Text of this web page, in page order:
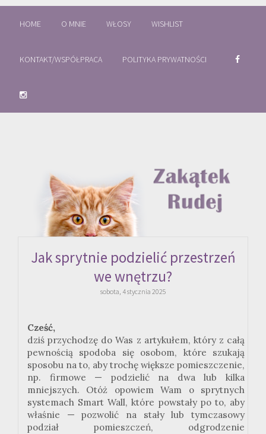
HOME O MNIE WŁOSY WISHLIST
KONTAKT/WSPÓŁPRACA POLITYKA PRYWATNOŚCI
Jak sprytnie podzielić przestrzeń
we wnętrzu?
sobota, 4 stycznia 2025
Cześć,
dziś przychodzę do Was z artykułem, który z całą
pewnością spodoba się osobom, które szukają
sposobu na to, aby trochę większe pomieszczenie,
np. firmowe — podzielić na dwa lub kilka
mniejszych. Otóż opowiem Wam o sprytnych
systemach Smart Wall, które powstały po to, aby
właśnie — pozwolić na stały lub tymczasowy
podział pomieszczeń, odgrodzenie